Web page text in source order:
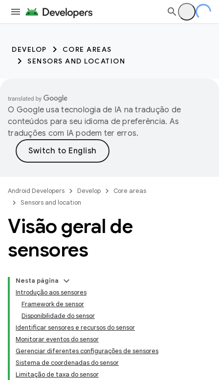
DEVELOP
CORE AREAS
SENSORS AND LOCATION
O Google usa tecnologia de IA na tradução de
conteúdos para seu idioma de preferência. As
traduções com IA podem ter erros.
Android Developers Develop
Core areas
Sensors and location
Visão geral de
sensores
Nesta página
Introdução aos sensores
Framework de sensor
Disponibilidade do sensor
Identificar sensores e recursos do sensor
Monitorar eventos do sensor
Gerenciar diferentes configurações de sensores
Sistema de coordenadas do sensor
Limitação de taxa do sensor